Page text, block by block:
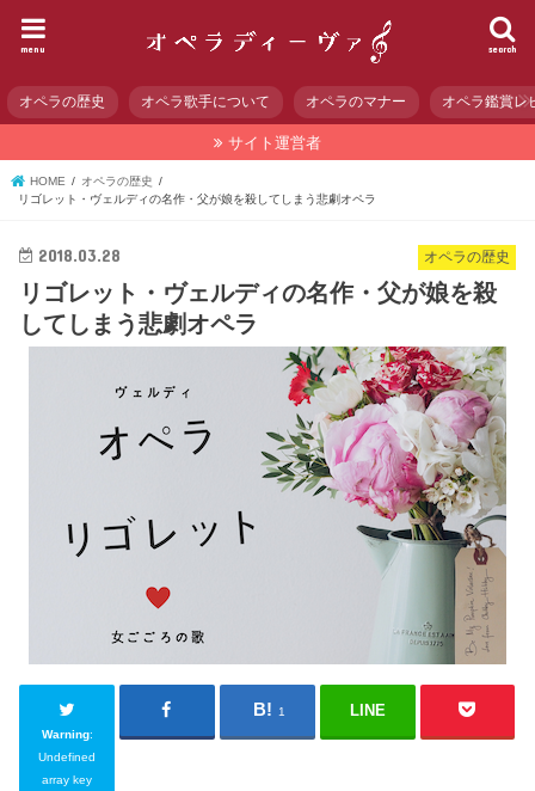
search
menu
オペラの歴史 オペラ歌手について オペラのマナー オペラ鑑賞レ
サイト運営者
HOME
オペラの歴史
リゴレット・ヴェルディの名作・父が娘を殺してしまう悲劇オペラ
オペラの歴史
2018.03.28
リゴレット・ヴェルディの名作・父が娘を殺
してしまう悲劇オペラ
Warning:
Undefined
array key
1 LINE